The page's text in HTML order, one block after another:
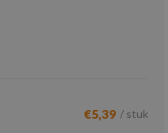
€5,39 / stuk